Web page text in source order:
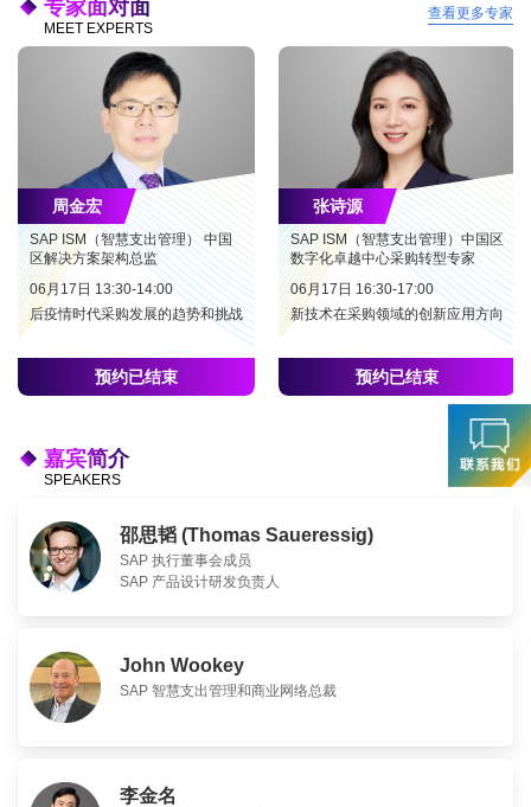
查看更多专家
专家面对面
MEET EXPERTS
周金宏
SAP ISM（智慧支出管理） 中国
区解决方案架构总监
06月17日 13:30-14:00
后疫情时代采购发展的趋势和挑战
预约已结束
张诗源
SAP ISM（智慧支出管理）中国区
数字化卓越中心采购转型专家
06月17日 16:30-17:00
新技术在采购领域的创新应用方向
预约已结束
嘉宾简介
SPEAKERS
邵思韬 (Thomas Saueressig)
SAP 执行董事会成员
SAP 产品设计研发负责人
John Wookey
SAP 智慧支出管理和商业网络总裁
李金名